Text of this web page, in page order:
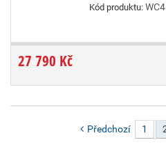
Kód produktu:
27 790 Kč
Předchozí 1